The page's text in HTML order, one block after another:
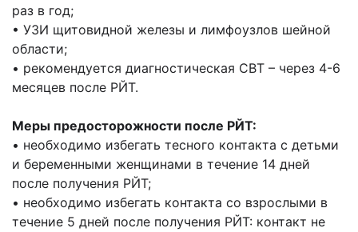
раз в год;
• УЗИ щитовидной железы и лимфоузлов шейной
области;
• рекомендуется диагностическая СВТ – через 4-6
месяцев после РЙТ.
Меры предосторожности после РЙТ:
• необходимо избегать тесного контакта с детьми
и беременными женщинами в течение 14 дней
после получения РЙТ;
• необходимо избегать контакта со взрослыми в
течение 5 дней после получения РЙТ: контакт не